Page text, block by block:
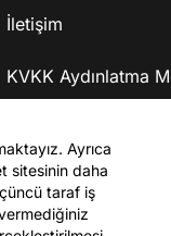
1:06:25 Ekrem
nasıl
Medyadaki
medyayla
İletişim
KVKK Aydınlatma
Ayrıca
sitesinin daha
taraf iş